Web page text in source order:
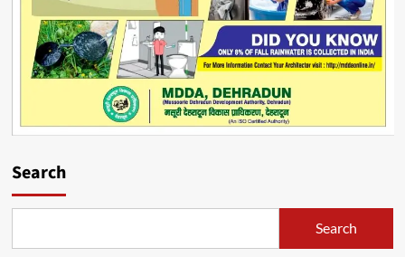
Search
Search